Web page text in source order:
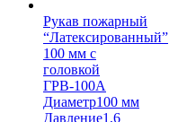
Рукав пожарный
“Латексированный”
100 мм с
головкой
ГРВ-100А
Диаметр100 мм
Давление1,6